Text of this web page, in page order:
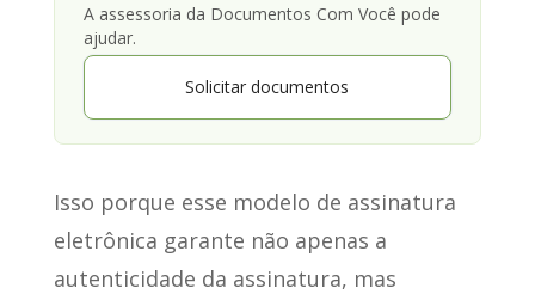
A assessoria da Documentos Com Você pode
ajudar.
Solicitar documentos
Isso porque esse modelo de assinatura
eletrônica garante não apenas a
autenticidade da assinatura, mas